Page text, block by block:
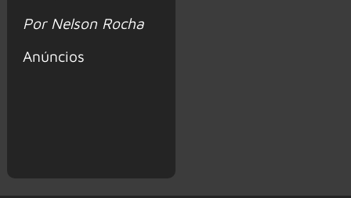
Por Nelson Rocha
Anúncios